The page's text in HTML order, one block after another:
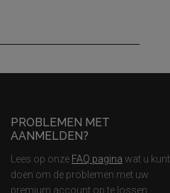
PROBLEMEN MET
AANMELDEN?
Lees op onze FAQ pagina wat u kunt
doen om de problemen met uw
premium account op te lossen